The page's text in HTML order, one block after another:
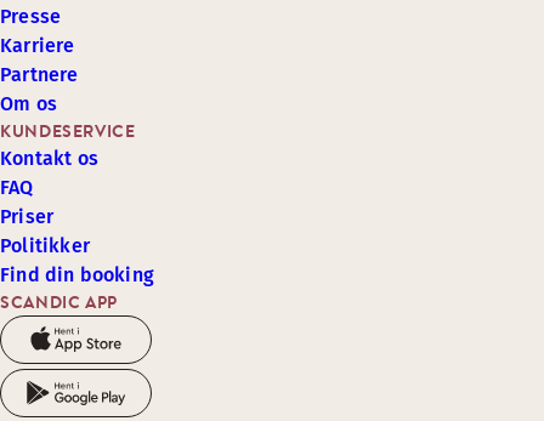
SCANDIC APP
KUNDESERVICE
Kontakt os
FAQ
Priser
Politikker
Find din booking
Presse
Karriere
Partnere
Om os